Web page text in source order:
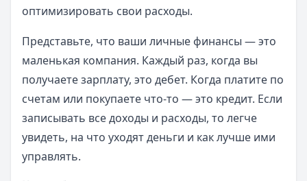
оптимизировать свои расходы.
Представьте, что ваши личные финансы — это
маленькая компания. Каждый раз, когда вы
получаете зарплату, это дебет. Когда платите по
счетам или покупаете что-то — это кредит. Если
записывать все доходы и расходы, то легче
увидеть, на что уходят деньги и как лучше ими
управлять.